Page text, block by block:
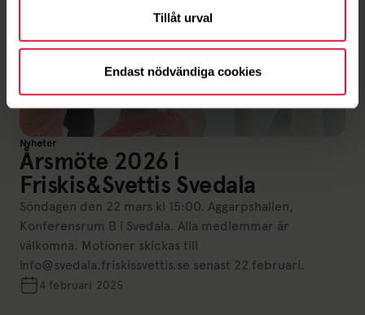
Tillåt urval
Endast nödvändiga cookies
Nyheter
Årsmöte 2026 i
Friskis&Svettis Svedala
Söndagen den 22 mars kl 15:00. Aggarpshallen,
Konferensrum B i Svedala. Alla medlemmar är
välkomna. Motioner skickas till
info@svedala.friskissvettis.se senast 22 februari.
4 februari 2025